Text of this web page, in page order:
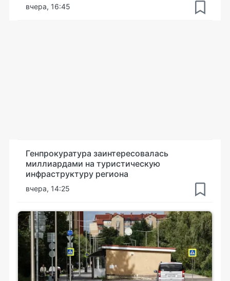
вчера, 16:45
Генпрокуратура заинтересовалась
миллиардами на туристическую
инфраструктуру региона
вчера, 14:25